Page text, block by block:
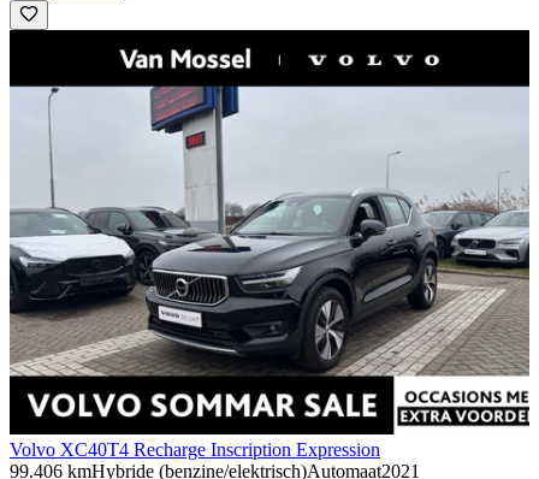
Volvo XC40T4 Recharge Inscription Expression
99.406 kmHybride (benzine/elektrisch)Automaat2021